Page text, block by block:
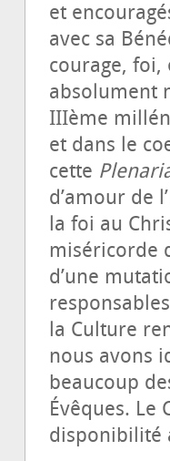
et
avec sa
courage, foi,
absolument
IIIème
et dans le
cette
d’amour de
la foi au
miséricorde
d’une
la Culture
nous avons
beaucoup
Évêques. Le
disponibilité